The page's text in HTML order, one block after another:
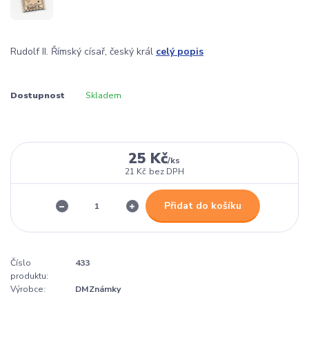
Rudolf II. Římský císař, český král celý popis
Dostupnost Skladem
25 Kč/ks
21 Kč bez DPH
Přidat do košíku
Číslo
produktu:
433
Výrobce: DMZnámky